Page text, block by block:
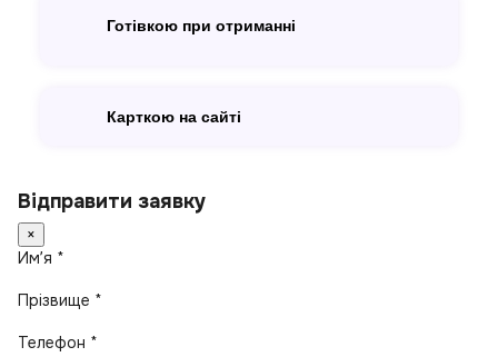
Готівкою при отриманні
Карткою на сайті
Відправити заявку
×
Имʼя *
Прізвище *
Телефон *